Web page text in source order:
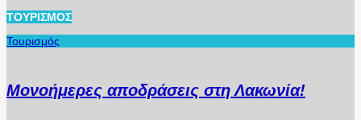
ΤΟΥΡΙΣΜΌΣ
Τουρισμός
Μονοήμερες αποδράσεις στη Λακωνία!